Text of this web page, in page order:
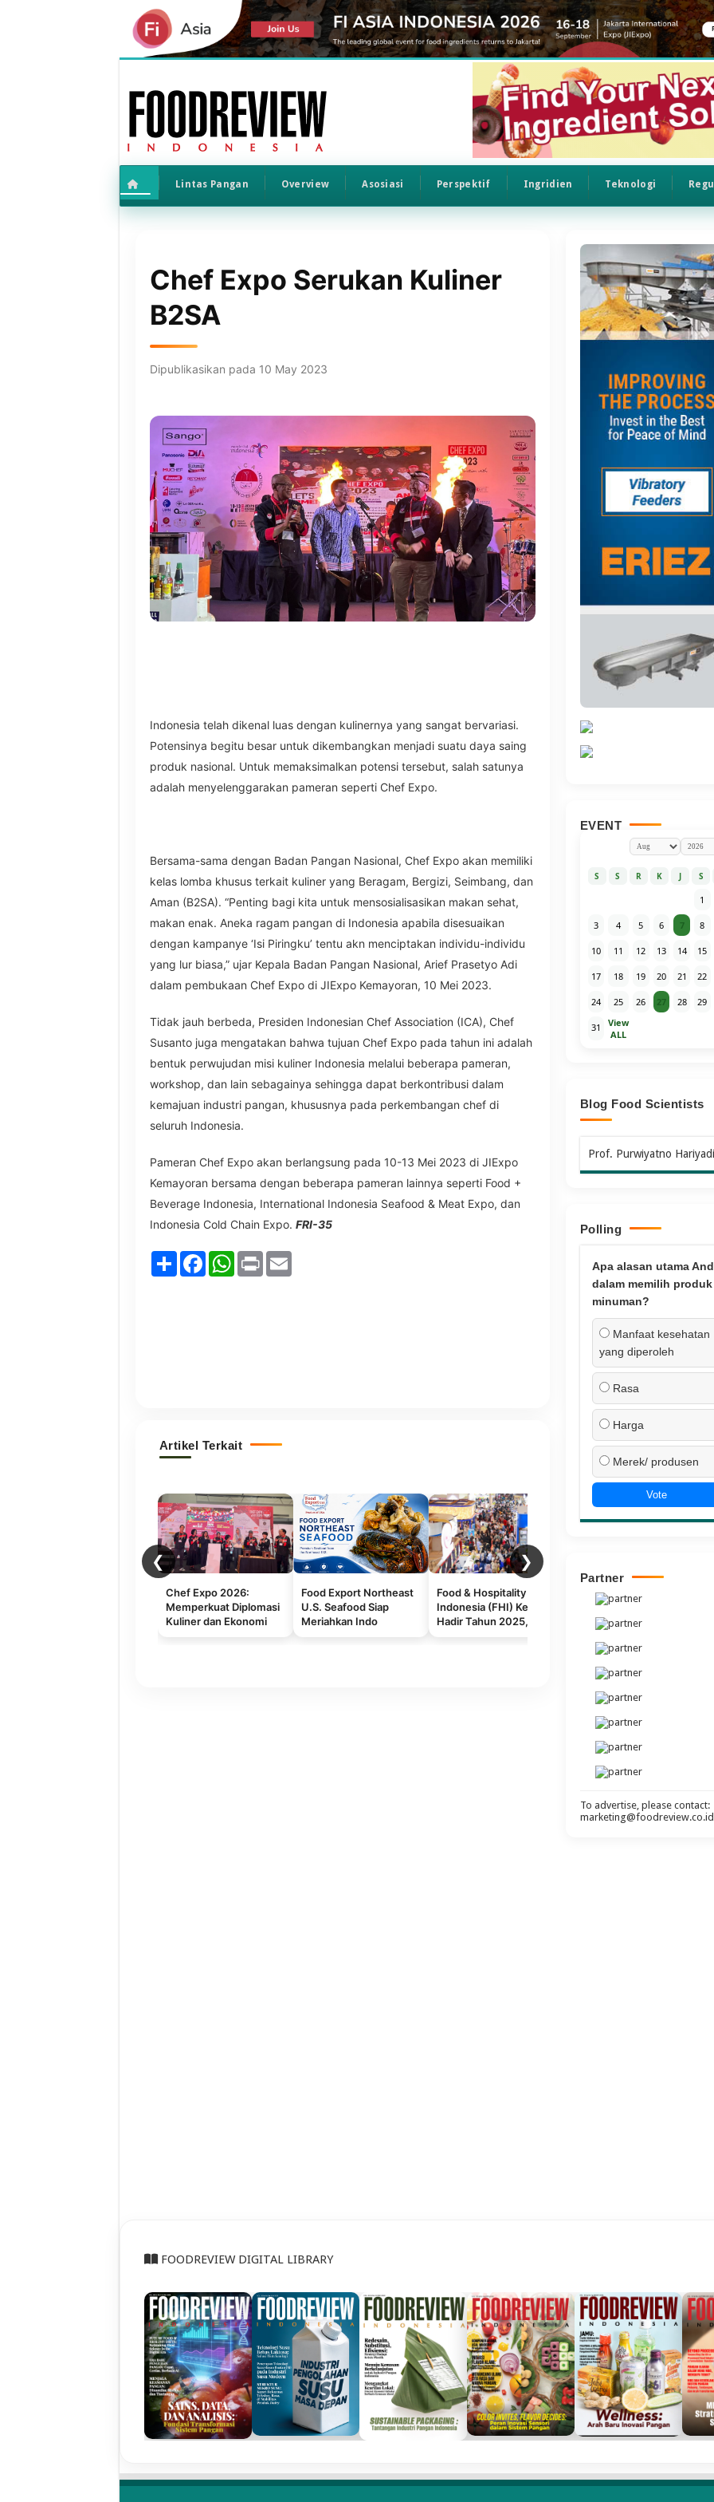
Lintas Pangan Overview Asosiasi Perspektif Ingridien Teknologi
Chef Expo Serukan Kuliner
B2SA
Dipublikasikan pada 10 May 2023
Indonesia telah dikenal luas dengan kulinernya yang sangat bervariasi.
Potensinya begitu besar untuk dikembangkan menjadi suatu daya saing
produk nasional. Untuk memaksimalkan potensi tersebut, salah satunya
adalah menyelenggarakan pameran seperti Chef Expo.
Bersama-sama dengan Badan Pangan Nasional, Chef Expo akan memiliki
kelas lomba khusus terkait kuliner yang Beragam, Bergizi, Seimbang, dan
Aman (B2SA). “Penting bagi kita untuk mensosialisasikan makan sehat,
makan enak. Aneka ragam pangan di Indonesia apabila disesuaikan
dengan kampanye ‘Isi Piringku’ tentu akn menciptakan individu-individu
yang lur biasa,” ujar Kepala Badan Pangan Nasional, Arief Prasetyo Adi
dalam pembukaan Chef Expo di JIExpo Kemayoran, 10 Mei 2023.
Tidak jauh berbeda, Presiden Indonesian Chef Association (ICA), Chef
Susanto juga mengatakan bahwa tujuan Chef Expo pada tahun ini adalah
bentuk perwujudan misi kuliner Indonesia melalui beberapa pameran,
workshop, dan lain sebagainya sehingga dapat berkontribusi dalam
kemajuan industri pangan, khususnya pada perkembangan chef di
seluruh Indonesia.
Pameran Chef Expo akan berlangsung pada 10-13 Mei 2023 di JIExpo
Kemayoran bersama dengan beberapa pameran lainnya seperti Food +
Beverage Indonesia, International Indonesia Seafood & Meat Expo, dan
Indonesia Cold Chain Expo. FRI-35
ShareFacebookWhatsApp
Print Email
Artikel Terkait
❮ ❯
Chef Expo 2026:
Memperkuat Diplomasi
Kuliner dan Ekonomi
Food Export Northeast
U.S. Seafood Siap
Meriahkan Indo
Food & Hospitality
Indonesia (FHI) Kembali
Hadir Tahun 2025,
Flavor Buah Eksotis dan
Aplikasinya
EVENT
S S R K J S
1
3 4 5 6 7 8
10 11 12 13 14 15
17 18 19 20 21 22
24 25 26 27 28 29
31
View
ALL
Blog Food Scientists
Prof. Purwiyatno Hariyadi
Polling
Apa alasan utama
dalam memilih produk
minuman?
Manfaat kesehatan
yang diperoleh
Rasa
Harga
Merek/ produsen
Vote
Partner
To advertise, please contact:
marketing@foodreview.co.id
FOODREVIEW DIGITAL LIBRARY